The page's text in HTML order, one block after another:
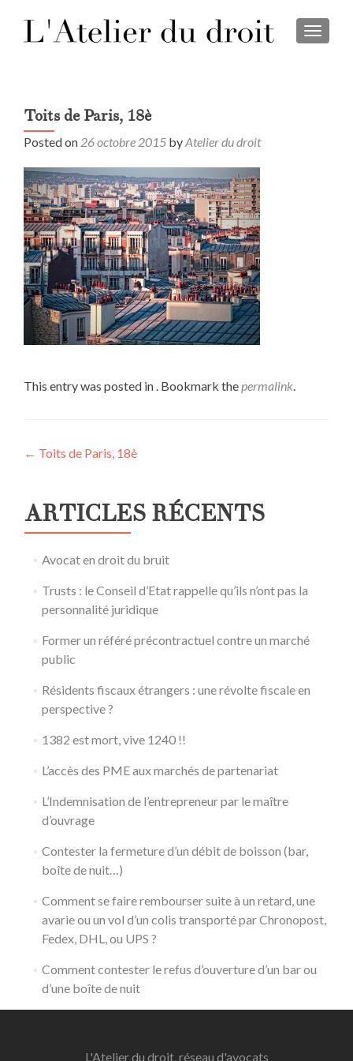
Toits de Paris, 18è
Posted on 26 octobre 2015 byAtelier du droit
This entry was posted in . Bookmark thepermalink.
Post
← Toits de Paris, 18è
ARTICLES RÉCENTS
Avocat en droit du bruit
Trusts : le Conseil d’Etat rappelle qu’ils n’ont pas la
personnalité juridique
Former un référé précontractuel contre un marché
public
Résidents fiscaux étrangers : une révolte fiscale en
perspective ?
1382 est mort, vive 1240 !!
L’accès des PME aux marchés de partenariat
L’Indemnisation de l’entrepreneur par le maître
d’ouvrage
Contester la fermeture d’un débit de boisson (bar,
boîte de nuit…)
Comment se faire rembourser suite à un retard, une
avarie ou un vol d’un colis transporté par Chronopost,
Fedex, DHL, ou UPS ?
Comment contester le refus d’ouverture d’un bar ou
d’une boîte de nuit
L'Atelier du droit, réseau d'avocats